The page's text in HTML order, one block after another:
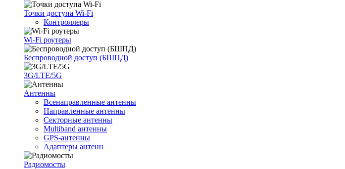
Точки доступа Wi-Fi
Контроллеры
Wi-Fi роутеры
Беспроводной доступ (БШПД)
3G/LTE/5G
Антенны
Всенаправленные антенны
Направленные антенны
Секторные антенны
Multiband антенны
GPS-антенны
Адаптеры антенн
Радиомосты